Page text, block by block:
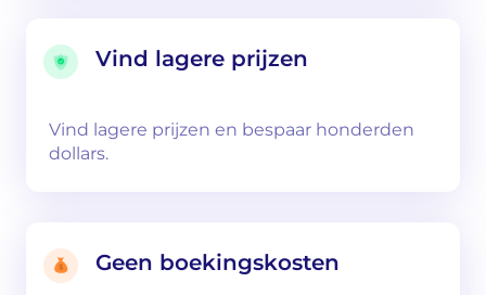
Vind lagere prijzen
Vind lagere prijzen en bespaar honderden
dollars.
Geen boekingskosten